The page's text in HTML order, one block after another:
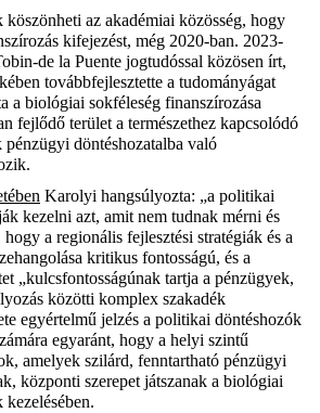
köszönheti az akadémiai közösség, hogy
kifejezést, még 2020-ban. 2023-
-de la Puente jogtudóssal közösen írt,
továbbfejlesztette a tudományágat
a biológiai sokféleség finanszírozása
fejlődő terület a természethez kapcsolódó
pénzügyi döntéshozatalba való
.
Karolyi hangsúlyozta: „a politikai
kezelni azt, amit nem tudnak mérni és
hogy a regionális fejlesztési stratégiák és a
kritikus fontosságú, és a
„kulcsfontosságúnak tartja a pénzügyek,
közötti komplex szakadék
egyértelmű jelzés a politikai döntéshozók
egyaránt, hogy a helyi szintű
, amelyek szilárd, fenntartható pénzügyi
, központi szerepet játszanak a biológiai
kezelésében.